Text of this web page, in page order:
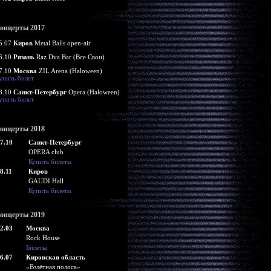
2017
Киров Metal Balls open-air
Рязань Raz Dva Bar (Все Свои)
Москва ZIL Arena (Haloween)
билет
Санкт-Петербург Opera (Haloween)
билет
2018
Санкт-Петербург
OPERA club
Купить билеты
Киров
GAUDI Hall
Купить билеты
2019
Москва
Rock House
Билеты
Кировская область
«Взлётная полоса»